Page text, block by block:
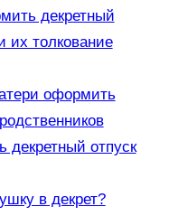
декретный
их толкование
оформить
отпуск
в декрет?